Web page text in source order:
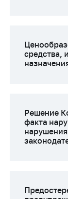
средства,
Решение
факта